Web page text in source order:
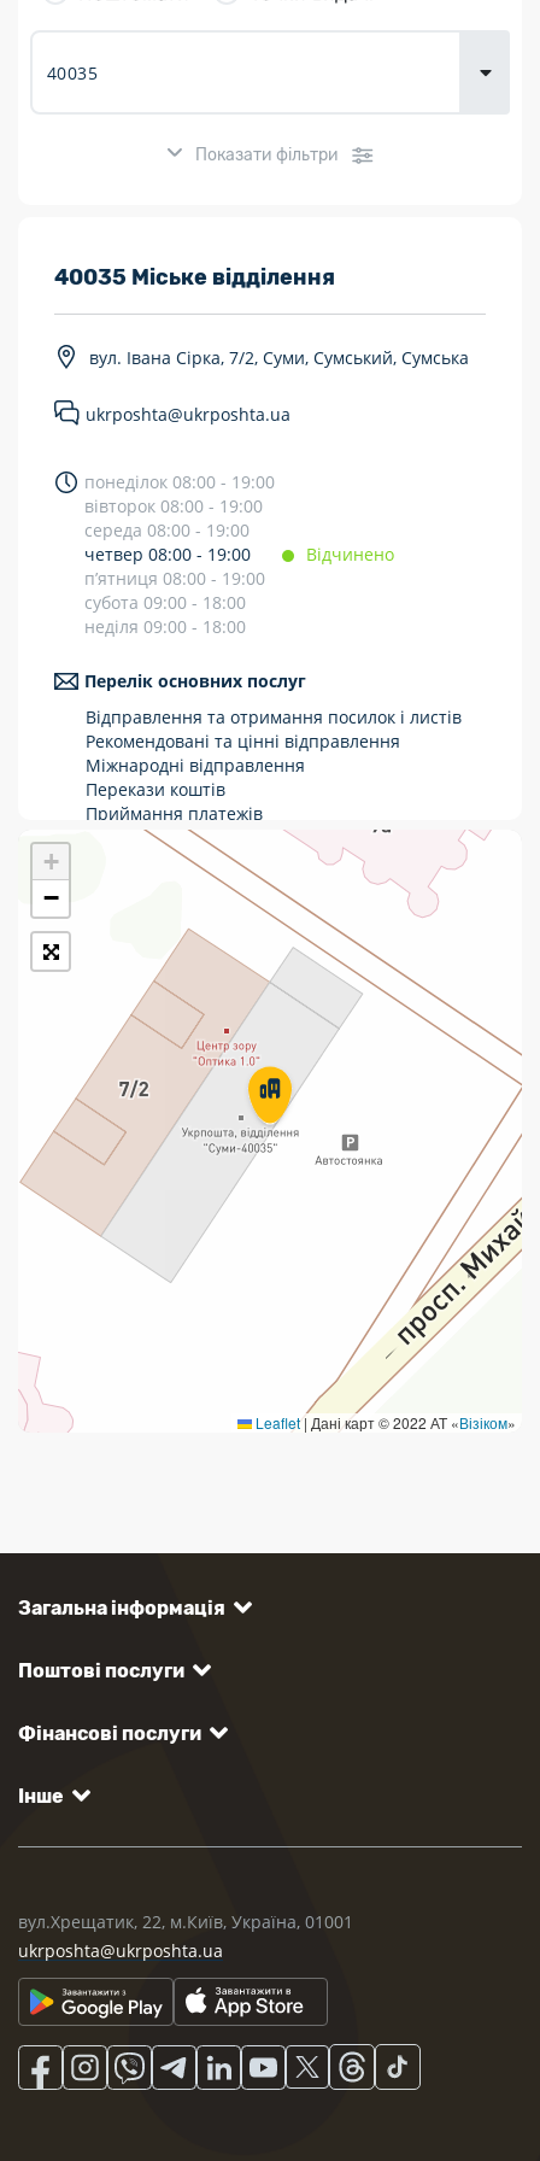
Показати фільтри
Розклад роботи:
Працюють у вихідні
Укрпошта Експрес/тариф «Пріоритетний»
Укрпошта Стандарт/тариф «Базовий»
Доставка за межі України
Прийом вантажів
Фінансові послуги:
Термінові перекази
Перекази
Комунальні та інші платежі
40035 Міське відділення
вул. Івана Сірка, 7/2, Суми, Сумський, Сумська
ukrposhta@ukrposhta.ua
понеділок 08:00 - 19:00
вівторок 08:00 - 19:00
середа 08:00 - 19:00
четвер 08:00 - 19:00
Відчинено
п’ятниця 08:00 - 19:00
субота 09:00 - 18:00
неділя 09:00 - 18:00
Перелік основних послуг
Відправлення та отримання посилок і листів
Рекомендовані та цінні відправлення
Міжнародні відправлення
Перекази коштів
Приймання платежів
Поповнення мобільного рахунку
Оформлення передплати на газети та
Послуги страхування
Операції з карткою: поповнення/зняття
Виплата пенсій та соціальних допомог
Продаж товарів
Продаж марок та паковання
+
−
Leaflet | Дані карт © 2022 АТ «Візіком»
Загальна інформація
Поштові послуги
Фінансові послуги
Інше
вул.Хрещатик, 22, м.Київ, Україна, 01001
ukrposhta@ukrposhta.ua